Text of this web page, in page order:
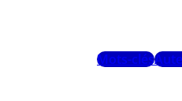
Mots-clés